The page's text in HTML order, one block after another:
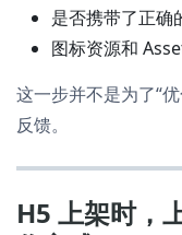
是否携带了正
图标资源和
这一步并不是为了“
反馈。
H5 上架时，